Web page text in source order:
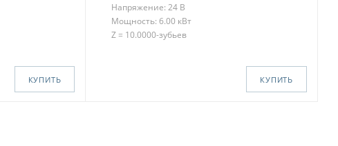
КУПИТЬ
Напряжение: 24 В
Мощность: 6.00 кВт
Z = 10.0000-зубьев
КУПИТЬ